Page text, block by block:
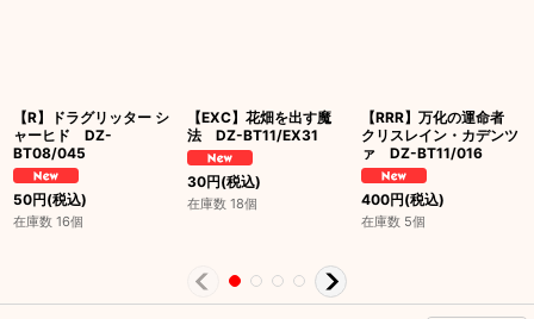
【R】ドラグリッター シ
ャーヒド DZ-
BT08/045
50円(税込)
在庫数 16個
【EXC】花畑を出す魔
法 DZ-BT11/EX31
30円(税込)
在庫数 18個
【RRR】万化の運命者
クリスレイン・カデンツ
ァ DZ-BT11/016
400円(税込)
在庫数 5個